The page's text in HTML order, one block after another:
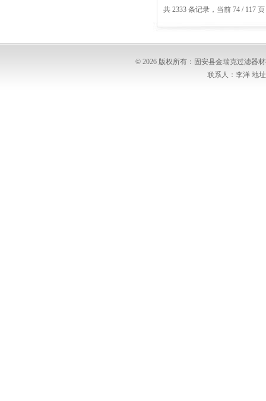
共 2333 条记录，当前 74 / 117
© 2026 版权所有：固安县金瑞克过滤器
联系人：李洋 地